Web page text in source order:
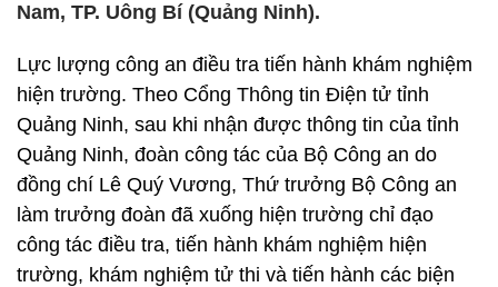
Nam, TP. Uông Bí (Quảng Ninh).
Lực lượng công an điều tra tiến hành khám nghiệm
hiện trường. Theo Cổng Thông tin Điện tử tỉnh
Quảng Ninh, sau khi nhận được thông tin của tỉnh
Quảng Ninh, đoàn công tác của Bộ Công an do
đồng chí Lê Quý Vương, Thứ trưởng Bộ Công an
làm trưởng đoàn đã xuống hiện trường chỉ đạo
công tác điều tra, tiến hành khám nghiệm hiện
trường, khám nghiệm tử thi và tiến hành các biện